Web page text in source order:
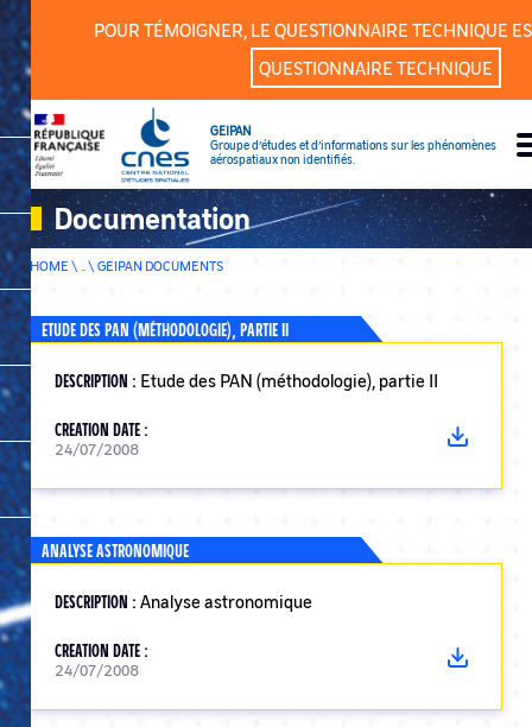
Cookies management panel
POUR TÉMOIGNER, LE QUESTIONNAIRE TECHNIQUE
QUESTIONNAIRE TECHNIQUE
GEIPAN
Groupe d’études et d’informations sur les phénomènes
aérospatiaux non identifiés.
Documentation
HOME \ .. \ GEIPAN DOCUMENTS
ETUDE DES PAN (MÉTHODOLOGIE), PARTIE II
DESCRIPTION : Etude des PAN (méthodologie), partie II
CREATION DATE :
24/07/2008
ANALYSE ASTRONOMIQUE
DESCRIPTION : Analyse astronomique
CREATION DATE :
24/07/2008